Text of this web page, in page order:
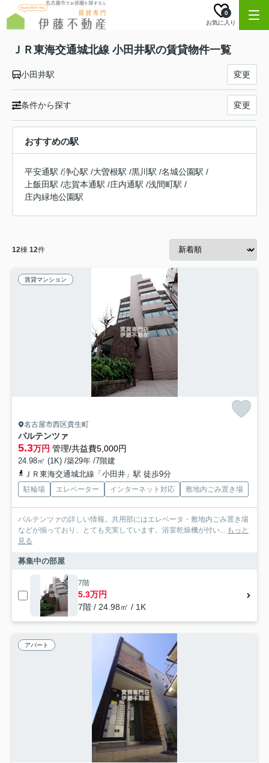
お気に入り
0
ＪＲ東海交通城北線 小田井駅の賃貸物件一覧
小田井駅 変更
条件から探す 変更
おすすめの駅
平安通駅 /浄心駅 /大曽根駅 /黒川駅 /名城公園駅 /
上飯田駅 /志賀本通駅 /庄内通駅 /浅間町駅 /
庄内緑地公園駅
12棟 12件
賃貸マンション
名古屋市西区貴生町
パルテンツァ
5.3万円 管理/共益費5,000円
24.98㎡ (1K) /築29年 /7階建
ＪＲ東海交通城北線「小田井」駅 徒歩9分
駐輪場 エレベーター インターネット対応 敷地内ごみ置き場
パルテンツァの詳しい情報。共用部にはエレベータ・敷地内ごみ置き場
などが揃っており、とても充実しています。浴室乾燥機が付い... もっと
見る
募集中の部屋
7階
5.3万円
7階 / 24.98㎡ / 1K
アパート